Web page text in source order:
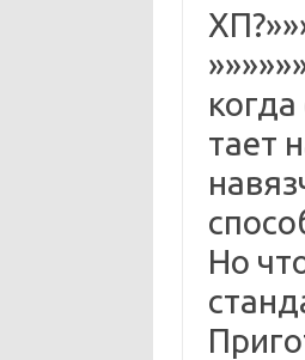
тает
Но